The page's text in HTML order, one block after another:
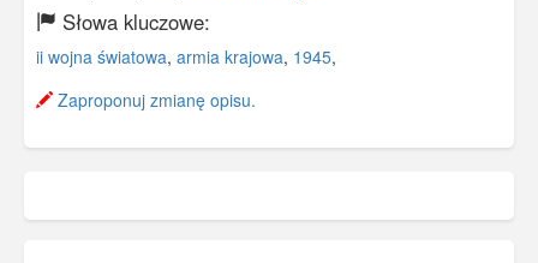
Słowa kluczowe:
ii wojna światowa, armia krajowa, 1945,
Zaproponuj zmianę opisu.